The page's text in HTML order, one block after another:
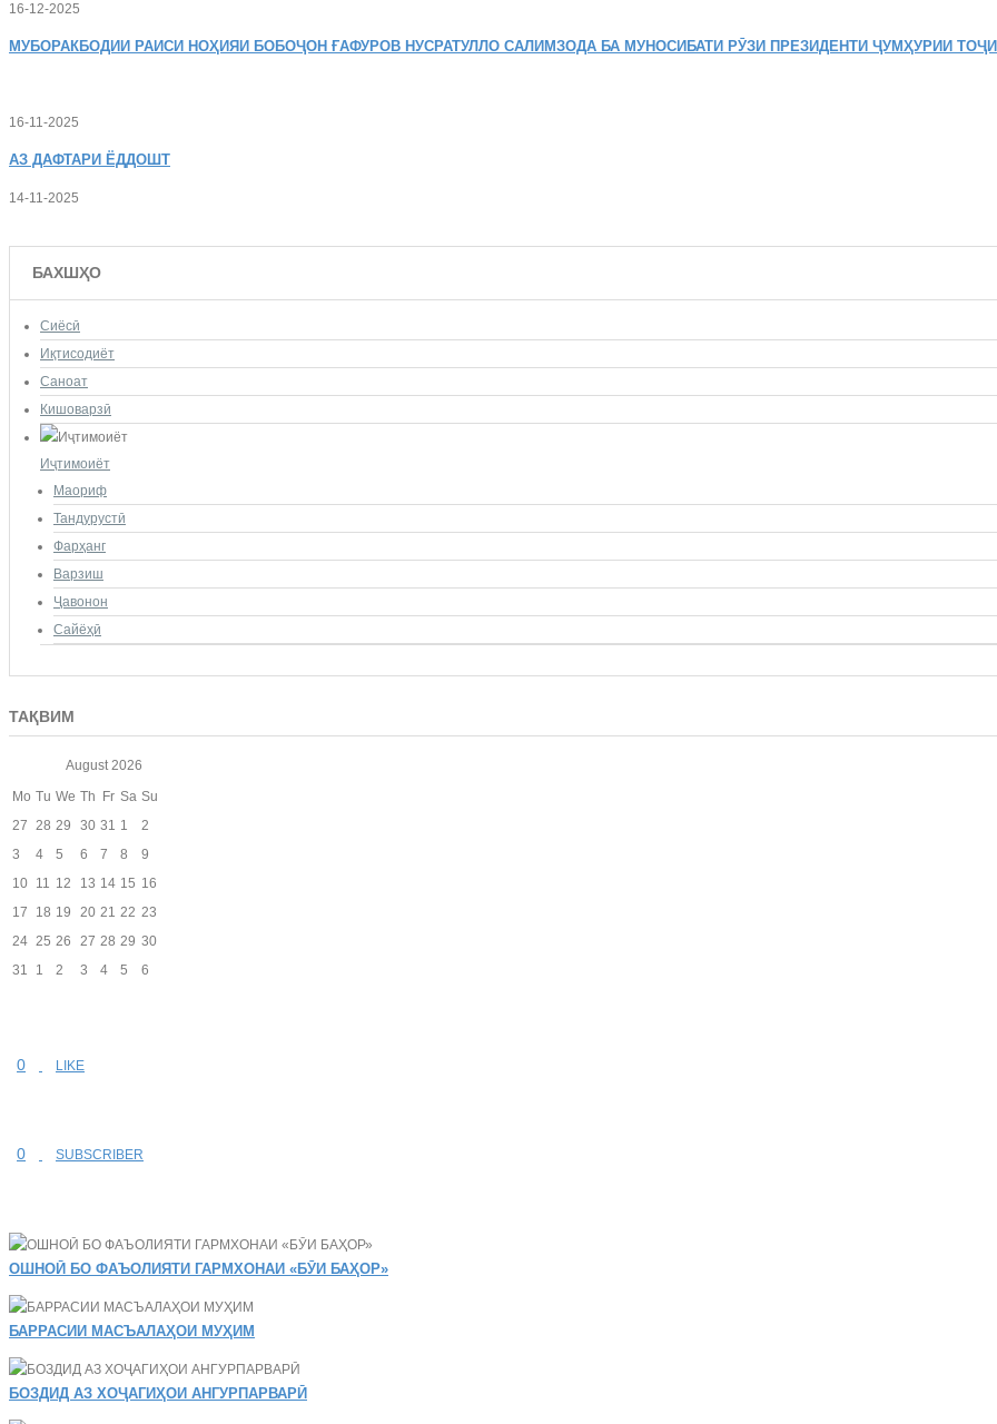
16-12-2025
МУБОРАКБОДИИ РАИСИ НОҲИЯИ БОБОҶОН ҒАФУРОВ НУСРАТУЛЛО САЛИМЗОДА БА МУНОСИБАТИ РӮЗИ ПРЕЗИДЕНТИ ҶУМҲУРИИ
16-11-2025
АЗ ДАФТАРИ ЁДДОШТ
14-11-2025
БАХШҲО
Сиёсӣ
Иқтисодиёт
Саноат
Кишоварзӣ
Иҷтимоиёт
Маориф
Тандурустӣ
Фарҳанг
Варзиш
Ҷавонон
Сайёҳӣ
ТАҚВИМ
August 2026
Mo Tu We Th Fr Sa Su
27 28 29 30 31 1
2
3
4 5 6 7 8
9
10 11 12 13 14 15 16
17
18 19 20 21 22 23
24 25 26 27 28 29 30
31
1 2 3 4 5 6
0 LIKE
0 SUBSCRIBER
ОШНОӢ БО ФАЪОЛИЯТИ ГАРМХОНАИ «БӮИ БАҲОР»
БАРРАСИИ МАСЪАЛАҲОИ МУҲИМ
БОЗДИД АЗ ХОҶАГИҲОИ АНГУРПАРВАРӢ